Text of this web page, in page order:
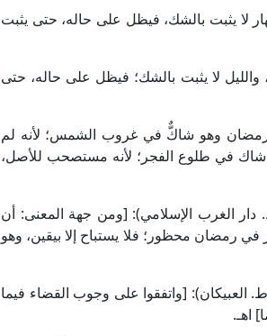
لا يثبت بالشك، فيظل على حاله، حتى يثبت
لا يثبت بالشك؛ فيظل على حاله، حتى
وهو شاكٌّ في غروب الشمس؛ لأنه لم
شاك في طلوع الفجر؛ لأنه مستصحب للأصل،
ابن رشد المالكي في "المقدمات الممهدات" (1/ 249، ط. دار الغرب الإسلامي): [ومن جهة المعنى: أن
في رمضان محظور؛ فلا يستباح إلا بيقين، وهو
الإمام الزركشي الحنبلي في "شرح مختصر الخرقي" (2/ 601، ط. العبيكان): [واتفقوا على وجوب القضاء فيما
اهـ.